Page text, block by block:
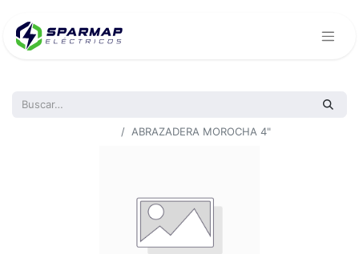
ABRAZADERA MOROCHA 4"